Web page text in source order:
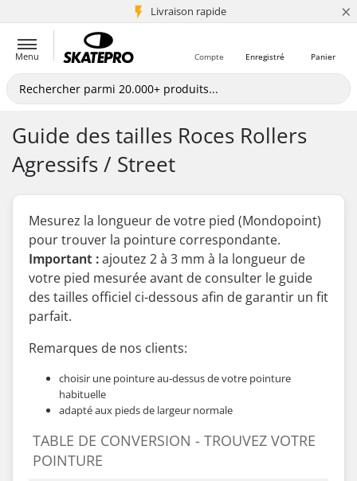
Livraison rapide
+5 mio de clients ×
Menu Panier
Enregistré
Compte
Guide des tailles Roces Rollers
Agressifs / Street
Mesurez la longueur de votre pied (Mondopoint)
pour trouver la pointure correspondante.
Important :ajoutez 2 à 3 mm à la longueur de
votre pied mesuréeavant de consulter le guide
des tailles officiel ci-dessous afin de garantir un fit
parfait.
Remarques de nos clients:
choisir une pointure au-dessus de votre pointure
habituelle
adapté aux pieds de largeur normale
TABLE DE CONVERSION - TROUVEZ VOTRE
POINTURE